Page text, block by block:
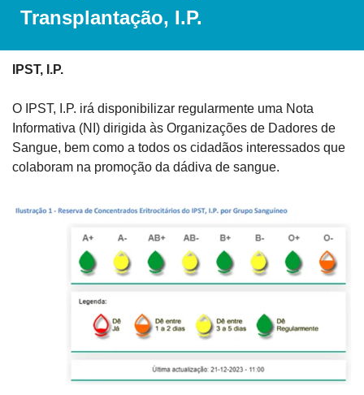
Transplantação, I.P.
IPST, I.P.
O IPST, I.P. irá disponibilizar regularmente uma Nota
Informativa (NI) dirigida às Organizações de Dadores de
Sangue, bem como a todos os cidadãos interessados que
colaboram na promoção da dádiva de sangue.